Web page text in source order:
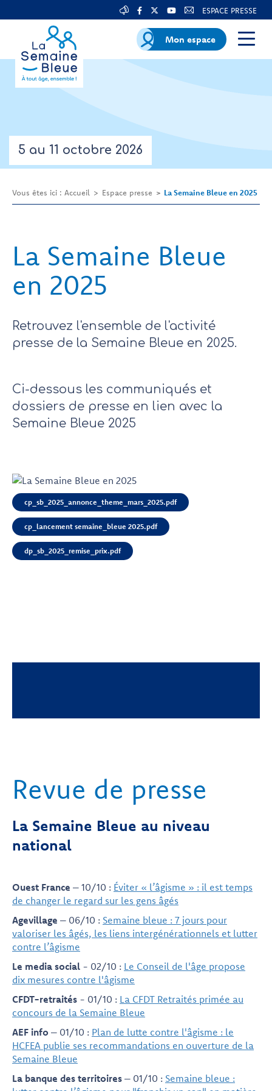
ESPACE PRESSE
Mon espace
5 au 11 octobre 2026
Vous êtes ici : Accueil Espace presse La Semaine Bleue en 2025
La Semaine Bleue
en 2025
Retrouvez l'ensemble de l'activité
presse de la Semaine Bleue en 2025.
Ci-dessous les communiqués et
dossiers de presse en lien avec la
Semaine Bleue 2025
cp_sb_2025_annonce_theme_mars_2025.pdf
cp_lancement semaine_bleue 2025.pdf
dp_sb_2025_remise_prix.pdf
Revue de presse
La Semaine Bleue au niveau
national
Ouest France – 10/10 : Éviter « l’âgisme » : il est temps
de changer le regard sur les gens âgés
Agevillage – 06/10 : Semaine bleue : 7 jours pour
valoriser les âgés, les liens intergénérationnels et lutter
contre l’âgisme
Le media social - 02/10 : Le Conseil de l'âge propose
dix mesures contre l'âgisme
CFDT-retraités - 01/10 : La CFDT Retraités primée au
concours de la Semaine Bleue
AEF info – 01/10 : Plan de lutte contre l'âgisme : le
HCFEA publie ses recommandations en ouverture de la
Semaine Bleue
La banque des territoires – 01/10 : Semaine bleue :